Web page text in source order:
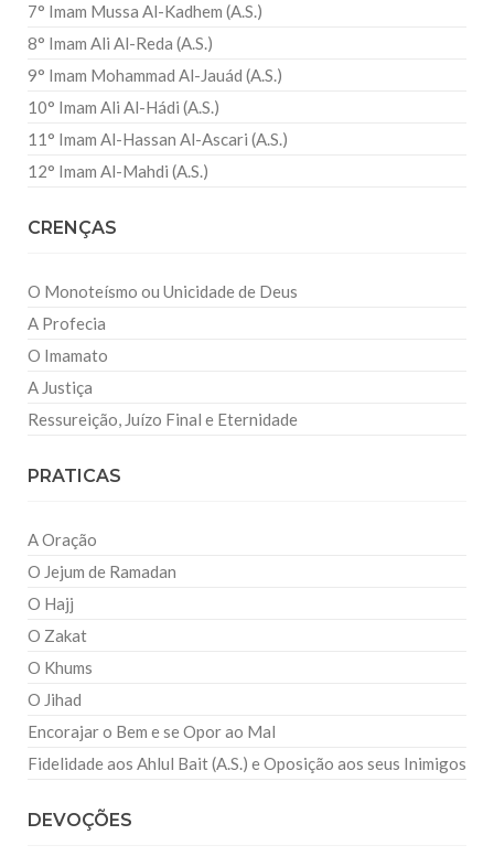
7° Imam Mussa Al-Kadhem (A.S.)
8° Imam Ali Al-Reda (A.S.)
9° Imam Mohammad Al-Jauád (A.S.)
10° Imam Ali Al-Hádi (A.S.)
11° Imam Al-Hassan Al-Ascari (A.S.)
12° Imam Al-Mahdi (A.S.)
CRENÇAS
O Monoteísmo ou Unicidade de Deus
A Profecia
O Imamato
A Justiça
Ressureição, Juízo Final e Eternidade
PRATICAS
A Oração
O Jejum de Ramadan
O Hajj
O Zakat
O Khums
O Jihad
Encorajar o Bem e se Opor ao Mal
Fidelidade aos Ahlul Bait (A.S.) e Oposição aos seus Inimigos
DEVOÇÕES